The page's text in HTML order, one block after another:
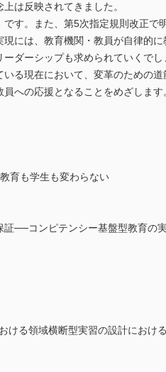
は反映されてきました。
す。また、第5次指定規則改正
には、教育機関・教員が自律的
ダーシップも求められていくでし
る現在において、変革のための
への応援となることをめざします
育も学生も変わらない
──コンピテンシー基盤型教育の
ける領域横断型実習の設計におけ